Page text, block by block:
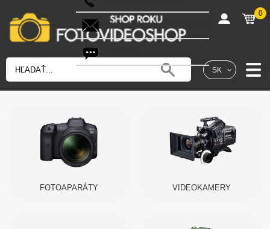
SK
shop@fotovideoshop.sk
0
FOTOAPARÁTY VIDEOKAMERY